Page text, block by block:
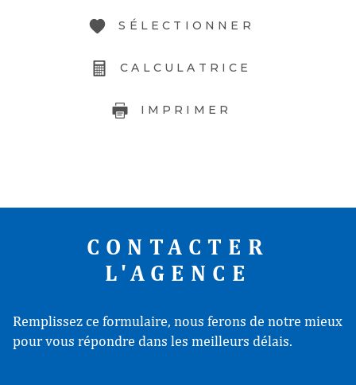
SÉLECTIONNER
CALCULATRICE
IMPRIMER
CONTACTER
L'AGENCE
Remplissez ce formulaire, nous ferons de notre mieux
pour vous répondre dans les meilleurs délais.